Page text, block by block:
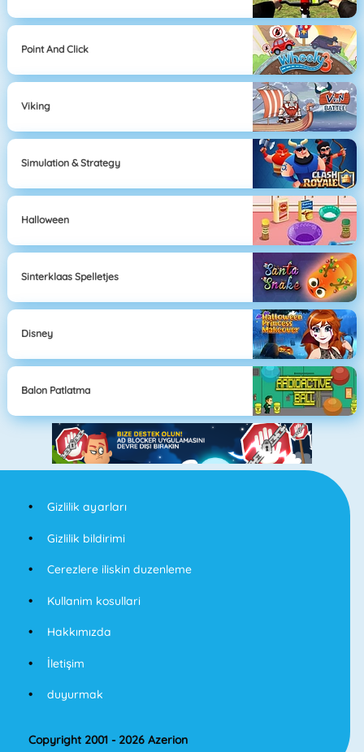
Point And Click
Viking
Simulation & Strategy
Halloween
Sinterklaas Spelletjes
Disney
Balon Patlatma
Gizlilik ayarları
Gizlilik bildirimi
Cerezlere iliskin duzenleme
Kullanim kosullari
Hakkımızda
İletişim
duyurmak
Copyright 2001 - 2026 Azerion